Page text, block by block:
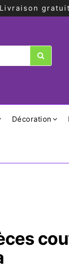
Livraison
Décoration